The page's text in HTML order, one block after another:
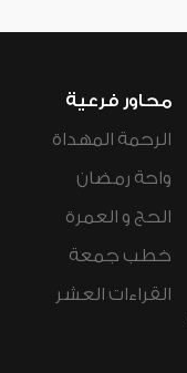
محاور فرعية
الرحمة المهداة
واحة رمضان
الحج و العمرة
خطب جمعة
القراءات العشر